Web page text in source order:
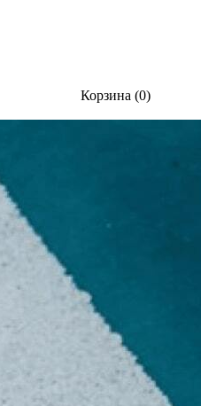
Корзина (0)